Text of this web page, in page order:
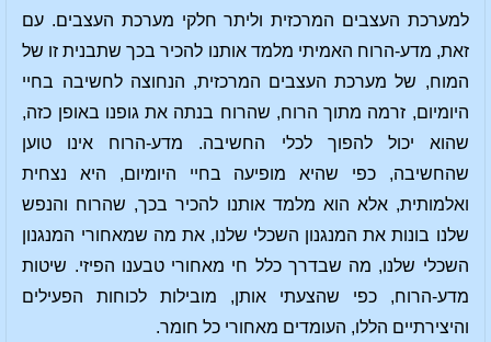
למערכת העצבים המרכזית וליתר חלקי מערכת העצבים. עם
זאת, מדע-הרוח האמיתי מלמד אותנו להכיר בכך שתבנית זו של
המוח, של מערכת העצבים המרכזית, הנחוצה לחשיבה בחיי
היומיום, זרמה מתוך הרוח, שהרוח בנתה את גופנו באופן כזה,
שהוא יכול להפוך לכלי החשיבה. מדע-הרוח אינו טוען
שהחשיבה, כפי שהיא מופיעה בחיי היומיום, היא נצחית
ואלמותית, אלא הוא מלמד אותנו להכיר בכך, שהרוח והנפש
שלנו בונות את המנגנון השכלי שלנו, את מה שמאחורי המנגנון
השכלי שלנו, מה שבדרך כלל חי מאחורי טבענו הפיזי. שיטות
מדע-הרוח, כפי שהצעתי אותן, מובילות לכוחות הפעילים
והיצירתיים הללו, העומדים מאחורי כל חומר.